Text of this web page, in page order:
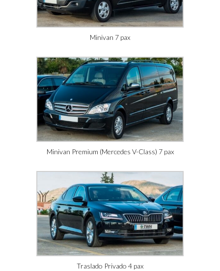
Minivan 7 pax
Minivan Premium (Mercedes V-Class) 7 pax
Traslado Privado 4 pax